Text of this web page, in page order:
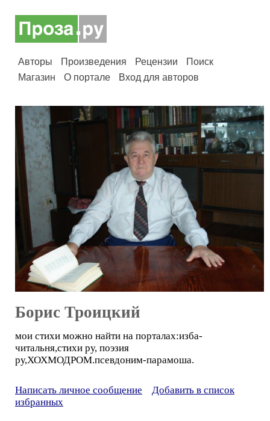
Авторы Произведения Рецензии
Поиск
Магазин
О портале Вход для авторов
Борис Троицкий
мои стихи можно найти на порталах:изба-
читальня,стихи ру, поэзия
ру,ХОХМОДРОМ.псевдоним-парамоша.
Написать личное сообщение
Добавить в список
избранных